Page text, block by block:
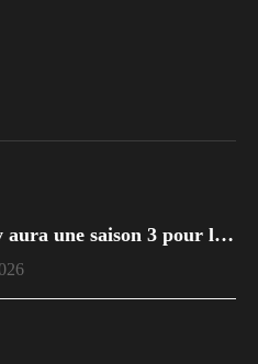
Est ce qu’il y aura une saison 3 pour l’invisible chaka ?